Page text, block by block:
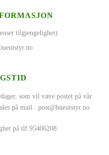
tilgjengelighet)
som vil være postet på vår
på mail.. post@bueutstyr.no
på tlf 95406208